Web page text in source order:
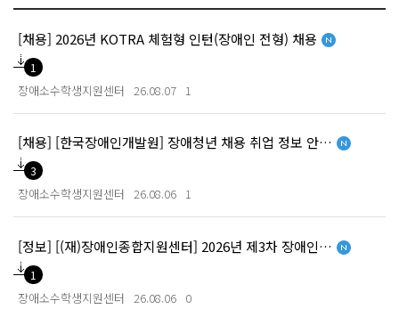
[채용] 2026년 KOTRA 체험형 인턴(장애인 전형) 채용
[새글]
1
장애소수학생지원센터 26.08.07 1
[채용] [한국장애인개발원] 장애청년 채용 취업 정보 안내(8월 1차)
[새글]
3
장애소수학생지원센터 26.08.06 1
[정보] [(재)장애인종합지원센터] 2026년 제3차 장애인 창업사업화 지원사업 안내
[새글]
1
장애소수학생지원센터 26.08.06 0